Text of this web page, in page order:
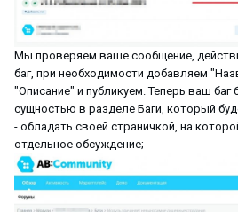
Мы проверяем ваше сообщение,
баг, при необходимости добавляем
"Описание" и публикуем. Теперь ваш баг
сущностью в разделе Баги, который
- обладать своей страничкой, на
отдельное обсуждение;